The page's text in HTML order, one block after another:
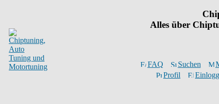
Alles über
FAQ Suchen
Profil